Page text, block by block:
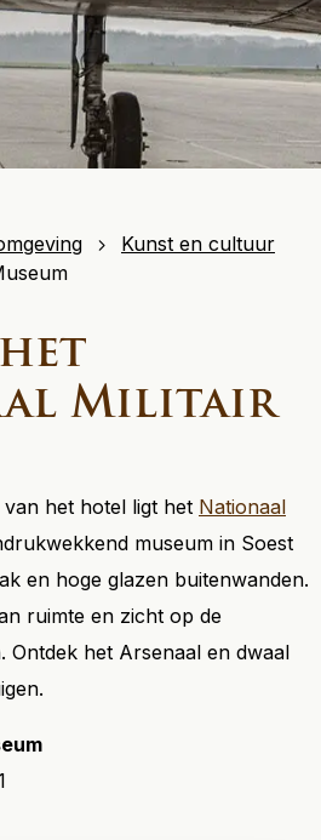
Kunst en cultuur
Militair
het hotel ligt het Nationaal
museum in Soest
en hoge glazen buitenwanden.
ruimte en zicht op de
Ontdek het Arsenaal en dwaal